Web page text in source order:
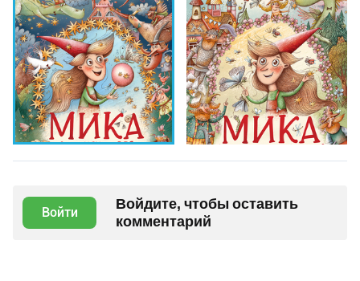
Войти
Войдите, чтобы оставить
комментарий